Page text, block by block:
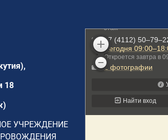
18
УЧРЕЖДЕНИЕ